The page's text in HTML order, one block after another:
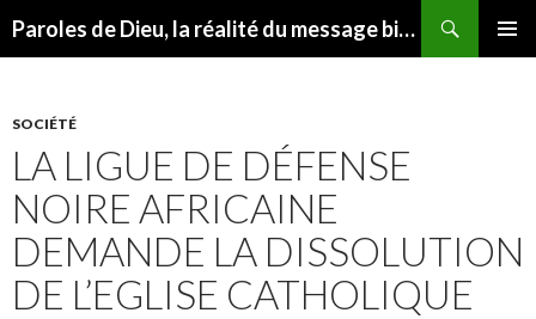
Paroles de Dieu, la réalité du message biblique
SOCIÉTÉ
LA LIGUE DE DÉFENSE
NOIRE AFRICAINE
DEMANDE LA DISSOLUTION
DE L’EGLISE CATHOLIQUE